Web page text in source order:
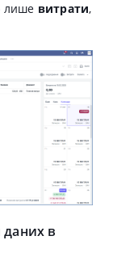
лише витрати,
в